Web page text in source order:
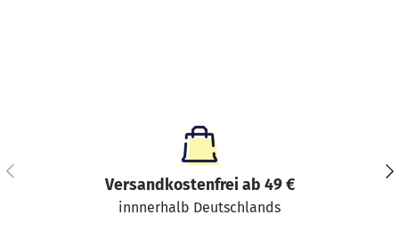
Vorherige
Versandkostenfrei ab 49 €
innnerhalb Deutschlands